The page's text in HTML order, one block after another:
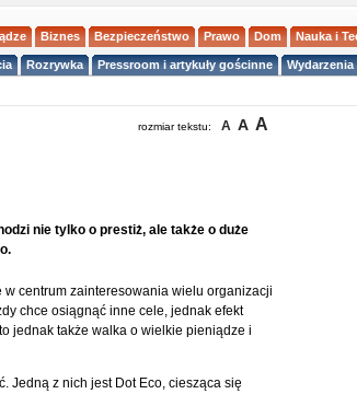
Biznes Bezpieczeństwo Prawo Dom Nauka i
Rozrywka Pressroom i artykuły gościnne
rozmiar tekstu: A A A
nie tylko o prestiż, ale także o duże
centrum zainteresowania wielu organizacji
chce osiągnąć inne cele, jednak efekt
jednak także walka o wielkie pieniądze i
Jedną z nich jest Dot Eco, ciesząca się